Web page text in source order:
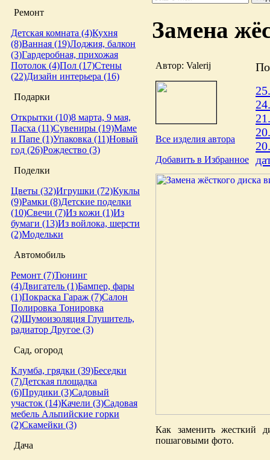
Ремонт
Детская комната (4)Кухня
(8)Ванная (19)Лоджия, балкон
(3)Гардеробная, прихожая
Потолок (4)Пол (17)Стены
(22)Дизайн интерьера (16)
Подарки
Открытки (10)8 марта, 9 мая,
Пасха (11)Сувениры (19)Маме
и Папе (1)Упаковка (11)Новый
год (26)Рождество (3)
Поделки
Цветы (32)Игрушки (72)Куклы
(9)Рамки (8)Детские поделки
(10)Свечи (7)Из кожи (1)Из
бумаги (13)Из войлока, шерсти
(2)Модельки
Автомобиль
Ремонт (7)Тюнинг
(4)Двигатель (1)Бампер, фары
(1)Покраска Гараж (7)Салон
Полировка Тонировка
(2)Шумоизоляция Глушитель,
радиатор Другое (3)
Сад, огород
Клумба, грядки (39)Беседки
(7)Детская площадка
(6)Прудики (3)Садовый
участок (14)Качели (3)Садовая
мебель Альпийские горки
(2)Скамейки (3)
Дача
Замена
Автор: Valerij
Все изделия автора
Добавить в Избранное
Как заменить жесткий
пошаговыми фото.